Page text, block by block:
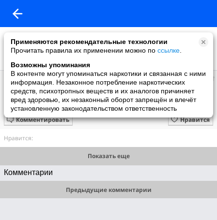
Применяются рекомендательные технологии
Прочитать правила их применении можно по ссылке
Возможны упоминания
В контенте могут упоминаться наркотики и связанная с ними
информация. Незаконное потребление наркотических
средств, психотропных веществ и их аналогов причиняет
вред здоровью, их незаконный оборот запрещён и влечёт
установленную законодательством ответственность
Казим
добавил видео
11.10.2016
A love is alive...Любовь жива... Крис Норман и Сюзи Кватро
Нравится
Комментировать
Нравится:
Показать еще
Комментарии
Предыдущие комментарии